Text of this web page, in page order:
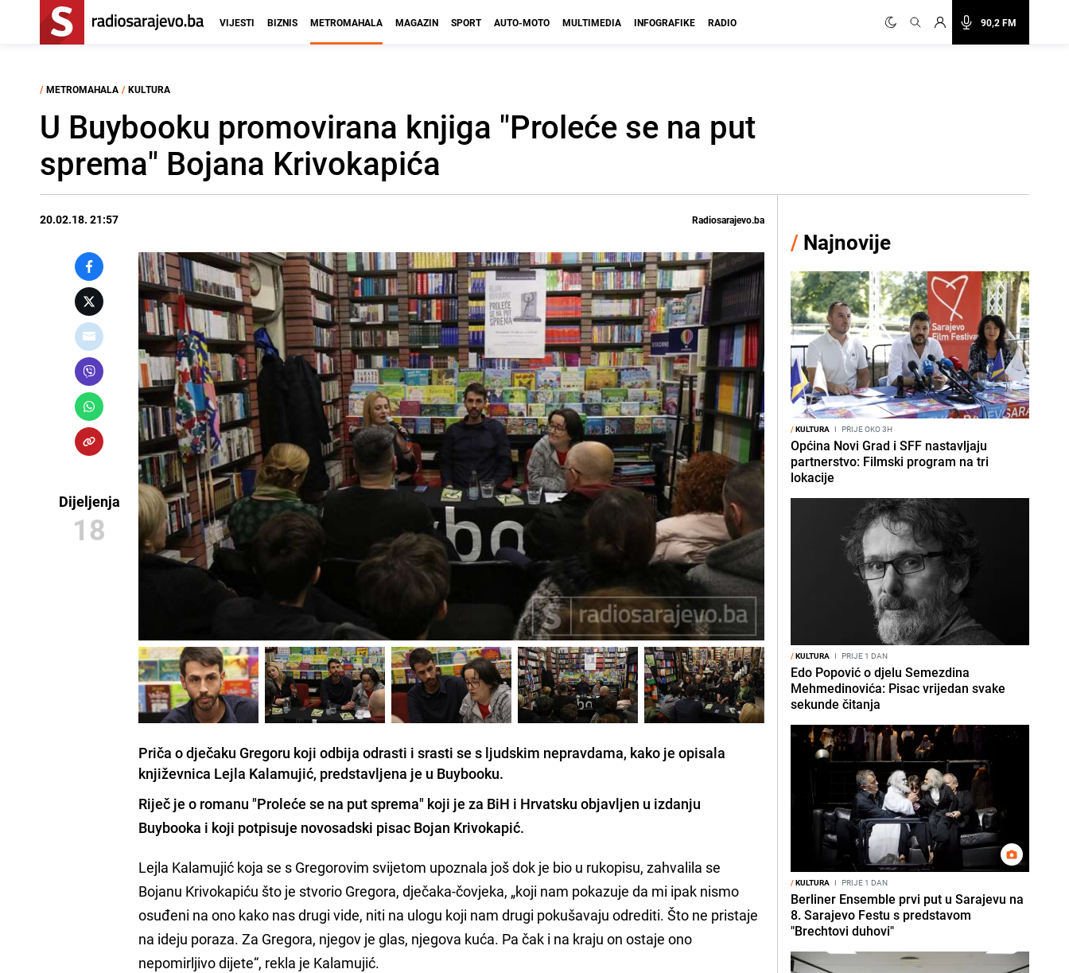
90,2 FM
VIJESTI BIZNIS METROMAHALA MAGAZIN SPORT AUTO-MOTO MULTIMEDIA INFOGRAFIKE RADIO
/ METROMAHALA / KULTURA
U Buybooku promovirana knjiga "Proleće se na put
sprema" Bojana Krivokapića
20.02.18. 21:57 Radiosarajevo.ba
Dijeljenja
18
Priča o dječaku Gregoru koji odbija odrasti i srasti se s ljudskim nepravdama, kako je opisala
književnica Lejla Kalamujić, predstavljena je u Buybooku.
Riječ je o romanu "Proleće se na put sprema" koji je za BiH i Hrvatsku objavljen u izdanju
Buybooka i koji potpisuje novosadski pisac Bojan Krivokapić.
Lejla Kalamujić koja se s Gregorovim svijetom upoznala još dok je bio u rukopisu, zahvalila se
Bojanu Krivokapiću što je stvorio Gregora, dječaka-čovjeka, „koji nam pokazuje da mi ipak nismo
osuđeni na ono kako nas drugi vide, niti na ulogu koji nam drugi pokušavaju odrediti. Što ne pristaje
na ideju poraza. Za Gregora, njegov je glas, njegova kuća. Pa čak i na kraju on ostaje ono
nepomirljivo dijete“, rekla je Kalamujić.
/ Najnovije
/KULTURA I PRIJE OKO 3H
Općina Novi Grad i SFF nastavljaju
partnerstvo: Filmski program na tri
lokacije
/KULTURA I PRIJE 1 DAN
Edo Popović o djelu Semezdina
Mehmedinovića: Pisac vrijedan svake
sekunde čitanja
/KULTURA I PRIJE 1 DAN
Berliner Ensemble prvi put u Sarajevu na
8. Sarajevo Festu s predstavom
"Brechtovi duhovi"